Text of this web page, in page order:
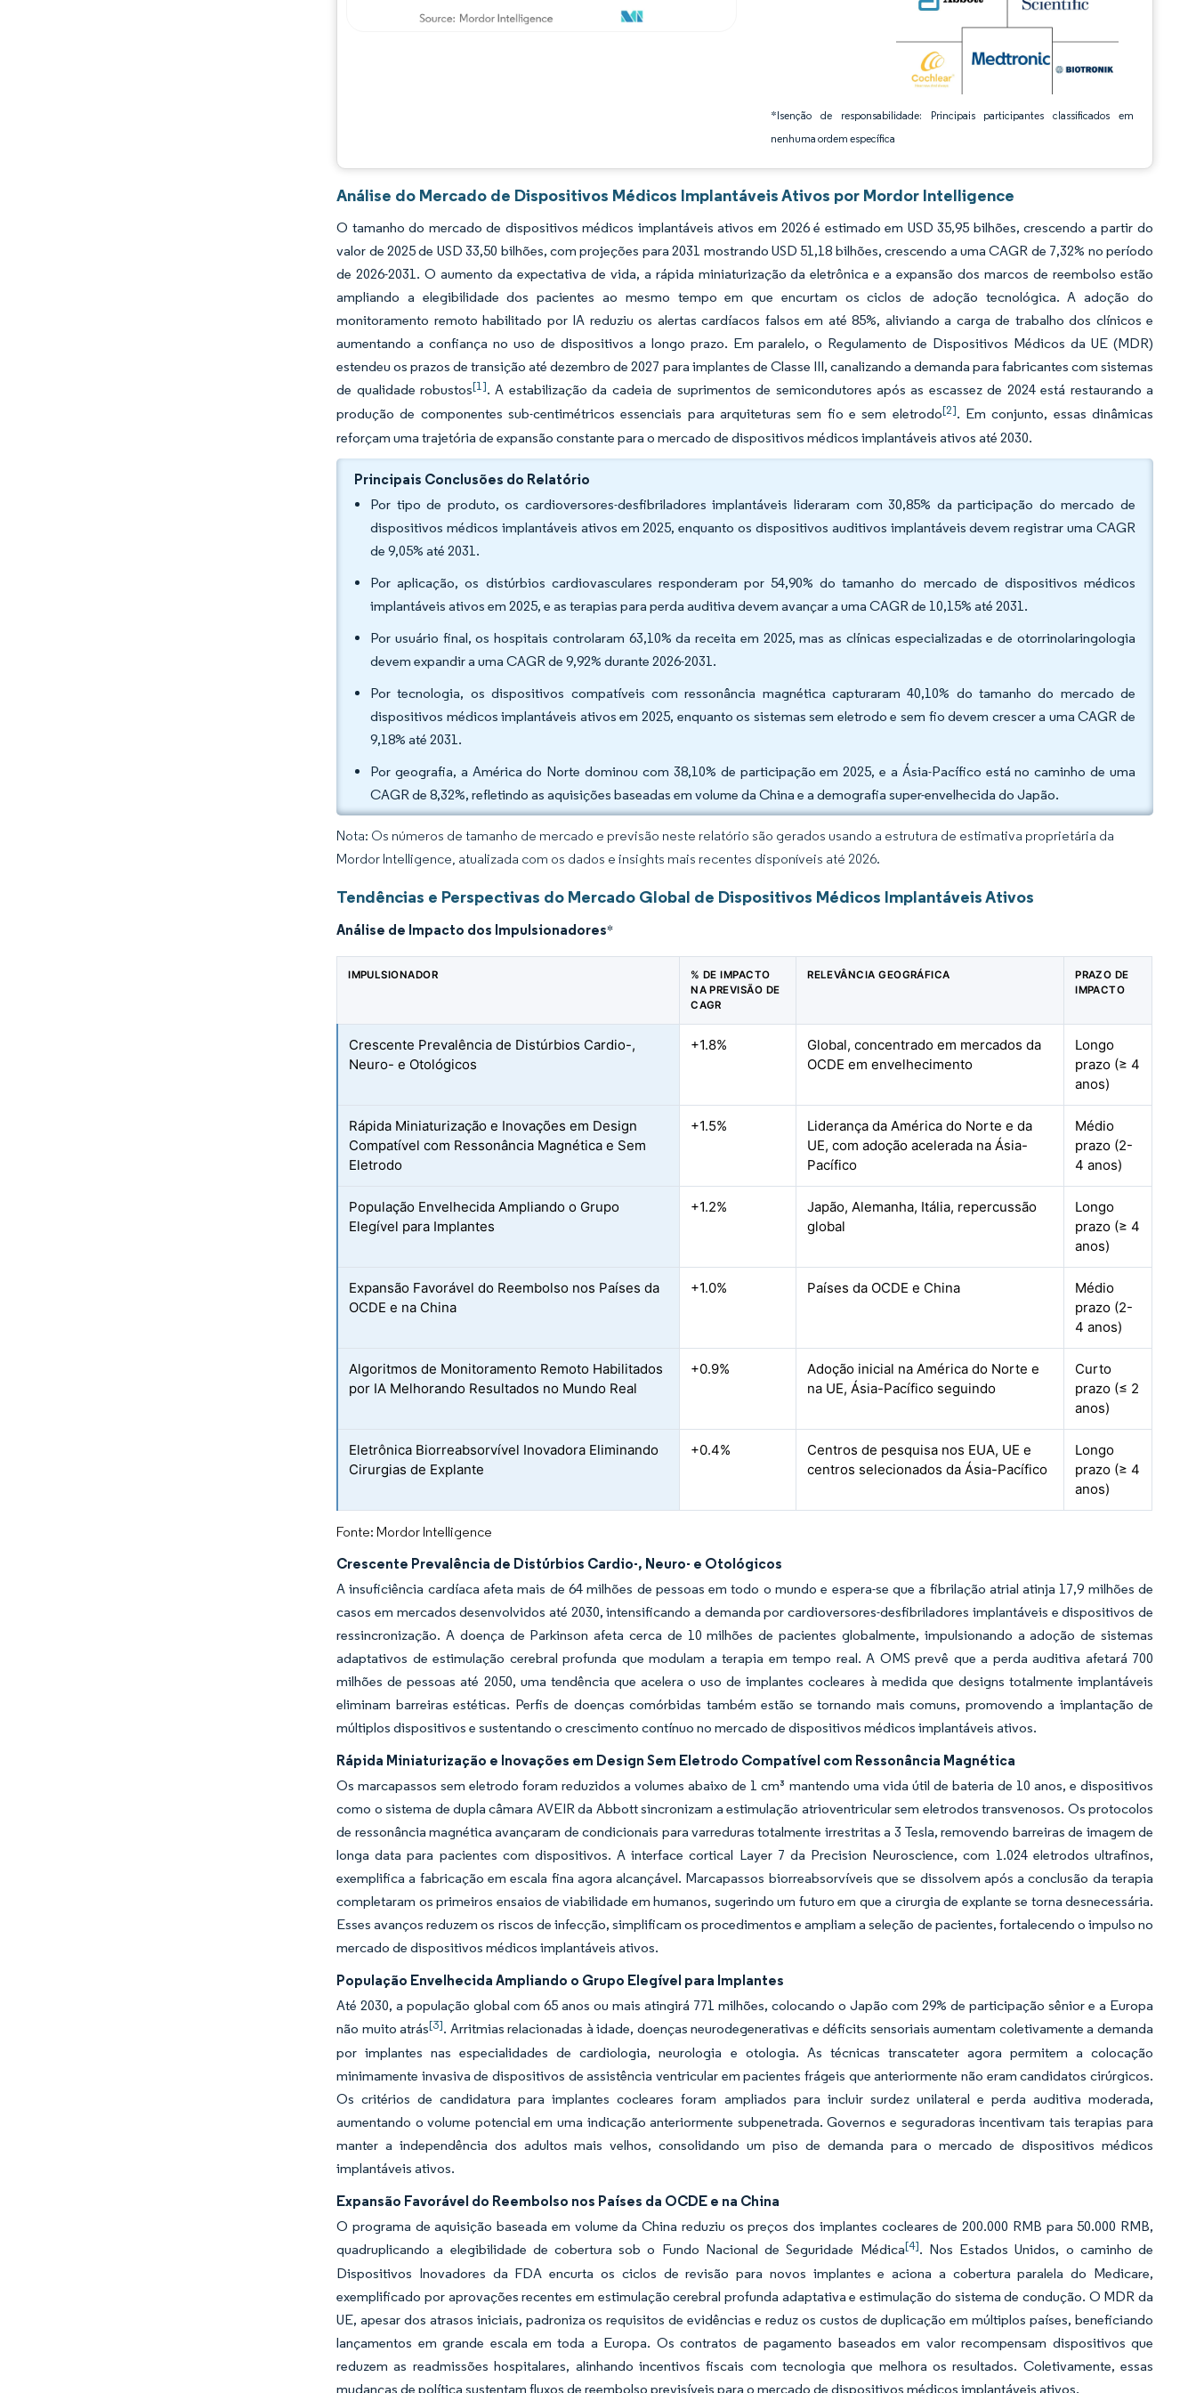
*Isenção de responsabilidade: Principais participantes classificados em
nenhuma ordem específica
Análise do Mercado de Dispositivos Médicos Implantáveis Ativos por Mordor Intelligence
O tamanho do mercado de dispositivos médicos implantáveis ativos em 2026 é estimado em USD 35,95 bilhões, crescendo a partir do
valor de 2025 de USD 33,50 bilhões, com projeções para 2031 mostrando USD 51,18 bilhões, crescendo a uma CAGR de 7,32% no período
de 2026-2031. O aumento da expectativa de vida, a rápida miniaturização da eletrônica e a expansão dos marcos de reembolso estão
ampliando a elegibilidade dos pacientes ao mesmo tempo em que encurtam os ciclos de adoção tecnológica. A adoção do
monitoramento remoto habilitado por IA reduziu os alertas cardíacos falsos em até 85%, aliviando a carga de trabalho dos clínicos e
aumentando a confiança no uso de dispositivos a longo prazo. Em paralelo, o Regulamento de Dispositivos Médicos da UE (MDR)
estendeu os prazos de transição até dezembro de 2027 para implantes de Classe III, canalizando a demanda para fabricantes com sistemas
de qualidade robustos[1]. A estabilização da cadeia de suprimentos de semicondutores após as escassez de 2024 está restaurando a
produção de componentes sub-centimétricos essenciais para arquiteturas sem fio e sem eletrodo[2]. Em conjunto, essas dinâmicas
reforçam uma trajetória de expansão constante para o mercado de dispositivos médicos implantáveis ativos até 2030.
Principais Conclusões do Relatório
Por tipo de produto, os cardioversores-desfibriladores implantáveis lideraram com 30,85% da participação do mercado de
dispositivos médicos implantáveis ativos em 2025, enquanto os dispositivos auditivos implantáveis devem registrar uma CAGR
de 9,05% até 2031.
Por aplicação, os distúrbios cardiovasculares responderam por 54,90% do tamanho do mercado de dispositivos médicos
implantáveis ativos em 2025, e as terapias para perda auditiva devem avançar a uma CAGR de 10,15% até 2031.
Por usuário final, os hospitais controlaram 63,10% da receita em 2025, mas as clínicas especializadas e de otorrinolaringologia
devem expandir a uma CAGR de 9,92% durante 2026-2031.
Por tecnologia, os dispositivos compatíveis com ressonância magnética capturaram 40,10% do tamanho do mercado de
dispositivos médicos implantáveis ativos em 2025, enquanto os sistemas sem eletrodo e sem fio devem crescer a uma CAGR de
9,18% até 2031.
Por geografia, a América do Norte dominou com 38,10% de participação em 2025, e a Ásia-Pacífico está no caminho de uma
CAGR de 8,32%, refletindo as aquisições baseadas em volume da China e a demografia super-envelhecida do Japão.
Nota: Os números de tamanho de mercado e previsão neste relatório são gerados usando a estrutura de estimativa proprietária da
Mordor Intelligence, atualizada com os dados e insights mais recentes disponíveis até 2026.
Tendências e Perspectivas do Mercado Global de Dispositivos Médicos Implantáveis Ativos
Análise de Impacto dos Impulsionadores*
IMPULSIONADOR
% DE IMPACTO
NA PREVISÃO DE
CAGR
RELEVÂNCIA GEOGRÁFICA
PRAZO DE
IMPACTO
Crescente Prevalência de Distúrbios Cardio-,
Neuro- e Otológicos
+1.8%
Global, concentrado em mercados da
OCDE em envelhecimento
Longo
prazo (≥ 4
anos)
Rápida Miniaturização e Inovações em Design
Compatível com Ressonância Magnética e Sem
Eletrodo
+1.5%
Liderança da América do Norte e da
UE, com adoção acelerada na Ásia-
Pacífico
Médio
prazo (2-
4 anos)
População Envelhecida Ampliando o Grupo
Elegível para Implantes
+1.2%
Japão, Alemanha, Itália, repercussão
global
Longo
prazo (≥ 4
anos)
Expansão Favorável do Reembolso nos Países da
OCDE e na China
+1.0% Países da OCDE e China
Médio
prazo (2-
4 anos)
Algoritmos de Monitoramento Remoto Habilitados
por IA Melhorando Resultados no Mundo Real
+0.9%
Adoção inicial na América do Norte e
na UE, Ásia-Pacífico seguindo
Curto
prazo (≤ 2
anos)
Eletrônica Biorreabsorvível Inovadora Eliminando
Cirurgias de Explante
+0.4%
Centros de pesquisa nos EUA, UE e
centros selecionados da Ásia-Pacífico
Longo
prazo (≥ 4
anos)
Fonte: Mordor Intelligence
Crescente Prevalência de Distúrbios Cardio-, Neuro- e Otológicos
A insuficiência cardíaca afeta mais de 64 milhões de pessoas em todo o mundo e espera-se que a fibrilação atrial atinja 17,9 milhões de
casos em mercados desenvolvidos até 2030, intensificando a demanda por cardioversores-desfibriladores implantáveis e dispositivos de
ressincronização. A doença de Parkinson afeta cerca de 10 milhões de pacientes globalmente, impulsionando a adoção de sistemas
adaptativos de estimulação cerebral profunda que modulam a terapia em tempo real. A OMS prevê que a perda auditiva afetará 700
milhões de pessoas até 2050, uma tendência que acelera o uso de implantes cocleares à medida que designs totalmente implantáveis
eliminam barreiras estéticas. Perfis de doenças comórbidas também estão se tornando mais comuns, promovendo a implantação de
múltiplos dispositivos e sustentando o crescimento contínuo no mercado de dispositivos médicos implantáveis ativos.
Rápida Miniaturização e Inovações em Design Sem Eletrodo Compatível com Ressonância Magnética
Os marcapassos sem eletrodo foram reduzidos a volumes abaixo de 1 cm³ mantendo uma vida útil de bateria de 10 anos, e dispositivos
como o sistema de dupla câmara AVEIR da Abbott sincronizam a estimulação atrioventricular sem eletrodos transvenosos. Os protocolos
de ressonância magnética avançaram de condicionais para varreduras totalmente irrestritas a 3 Tesla, removendo barreiras de imagem de
longa data para pacientes com dispositivos. A interface cortical Layer 7 da Precision Neuroscience, com 1.024 eletrodos ultrafinos,
exemplifica a fabricação em escala fina agora alcançável. Marcapassos biorreabsorvíveis que se dissolvem após a conclusão da terapia
completaram os primeiros ensaios de viabilidade em humanos, sugerindo um futuro em que a cirurgia de explante se torna desnecessária.
Esses avanços reduzem os riscos de infecção, simplificam os procedimentos e ampliam a seleção de pacientes, fortalecendo o impulso no
mercado de dispositivos médicos implantáveis ativos.
População Envelhecida Ampliando o Grupo Elegível para Implantes
Até 2030, a população global com 65 anos ou mais atingirá 771 milhões, colocando o Japão com 29% de participação sênior e a Europa
não muito atrás[3]. Arritmias relacionadas à idade, doenças neurodegenerativas e déficits sensoriais aumentam coletivamente a demanda
por implantes nas especialidades de cardiologia, neurologia e otologia. As técnicas transcateter agora permitem a colocação
minimamente invasiva de dispositivos de assistência ventricular em pacientes frágeis que anteriormente não eram candidatos cirúrgicos.
Os critérios de candidatura para implantes cocleares foram ampliados para incluir surdez unilateral e perda auditiva moderada,
aumentando o volume potencial em uma indicação anteriormente subpenetrada. Governos e seguradoras incentivam tais terapias para
manter a independência dos adultos mais velhos, consolidando um piso de demanda para o mercado de dispositivos médicos
implantáveis ativos.
Expansão Favorável do Reembolso nos Países da OCDE e na China
O programa de aquisição baseada em volume da China reduziu os preços dos implantes cocleares de 200.000 RMB para 50.000 RMB,
quadruplicando a elegibilidade de cobertura sob o Fundo Nacional de Seguridade Médica[4]. Nos Estados Unidos, o caminho de
Dispositivos Inovadores da FDA encurta os ciclos de revisão para novos implantes e aciona a cobertura paralela do Medicare,
exemplificado por aprovações recentes em estimulação cerebral profunda adaptativa e estimulação do sistema de condução. O MDR da
UE, apesar dos atrasos iniciais, padroniza os requisitos de evidências e reduz os custos de duplicação em múltiplos países, beneficiando
lançamentos em grande escala em toda a Europa. Os contratos de pagamento baseados em valor recompensam dispositivos que
reduzem as readmissões hospitalares, alinhando incentivos fiscais com tecnologia que melhora os resultados. Coletivamente, essas
mudanças de política sustentam fluxos de reembolso previsíveis para o mercado de dispositivos médicos implantáveis ativos.